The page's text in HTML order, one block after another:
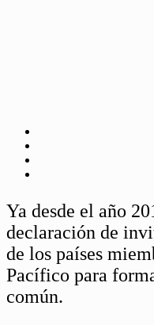
Ya desde el año
declaración de
de los países
Pacífico para
común.